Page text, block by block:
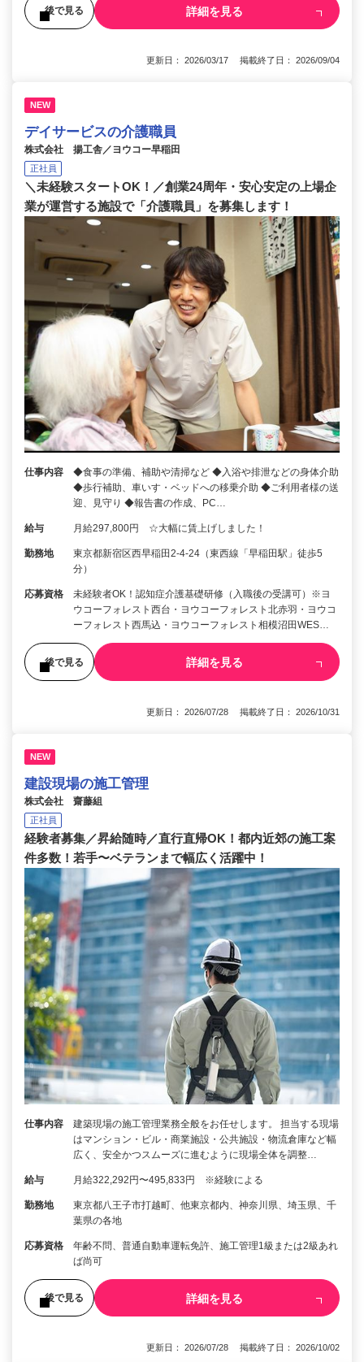
後で見る 詳細を見る
更新日： 2026/03/17 掲載終了日： 2026/09/04
NEW
デイサービスの介護職員
株式会社 揚工舎／ヨウコー早稲田
正社員
＼未経験スタートOK！／創業24周年・安心安定の上場企
業が運営する施設で「介護職員」を募集します！
仕事内容
◆食事の準備、補助や清掃など ◆入浴や排泄などの身体介助
◆歩行補助、車いす・ベッドへの移乗介助 ◆ご利用者様の送
迎、見守り ◆報告書の作成、PC…
給与 月給297,800円 ☆大幅に賃上げしました！
勤務地
東京都新宿区西早稲田2-4-24（東西線「早稲田駅」徒歩5
分）
応募資格
未経験者OK！認知症介護基礎研修（入職後の受講可）※ヨ
ウコーフォレスト西台・ヨウコーフォレスト北赤羽・ヨウコ
ーフォレスト西馬込・ヨウコーフォレスト相模沼田WES…
後で見る 詳細を見る
更新日： 2026/07/28 掲載終了日： 2026/10/31
NEW
建設現場の施工管理
株式会社 齋藤組
正社員
経験者募集／昇給随時／直行直帰OK！都内近郊の施工案
件多数！若手〜ベテランまで幅広く活躍中！
仕事内容
建築現場の施工管理業務全般をお任せします。 担当する現場
はマンション・ビル・商業施設・公共施設・物流倉庫など幅
広く、安全かつスムーズに進むように現場全体を調整…
給与 月給322,292円〜495,833円 ※経験による
勤務地
東京都八王子市打越町、他東京都内、神奈川県、埼玉県、千
葉県の各地
応募資格
年齢不問、普通自動車運転免許、施工管理1級または2級あれ
ば尚可
後で見る 詳細を見る
更新日： 2026/07/28 掲載終了日： 2026/10/02